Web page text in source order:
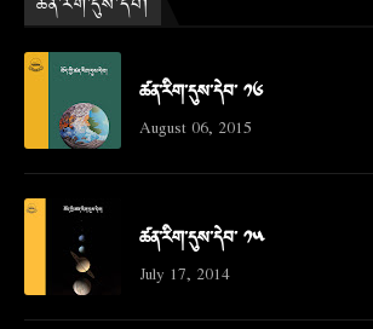
ཚན་རིག་དུས་དེབ་ ༡༦
August 06, 2015
ཚན་རིག་དུས་དེབ་ ༡༥
July 17, 2014